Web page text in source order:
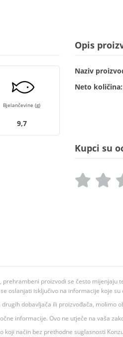
Bjelančevine (g)
9,7
Opis
Naziv
Neto količina:
Kupci su
proizvodi se često
oslanjati isključivo na informacije koje su
dobavljača ili proizvođača, molimo
informacije. Ovo ne utječe na vaša
način bez prethodne suglasnosti